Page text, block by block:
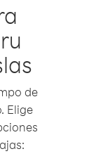
de
Elige